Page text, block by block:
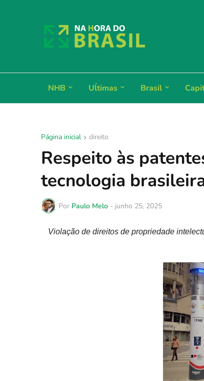
NHB Uĺtimas Brasil
Página inicial direito
Respeito às
tecnologia
Por Paulo Melo - junho 25, 2025
Violação de direitos de propriedade